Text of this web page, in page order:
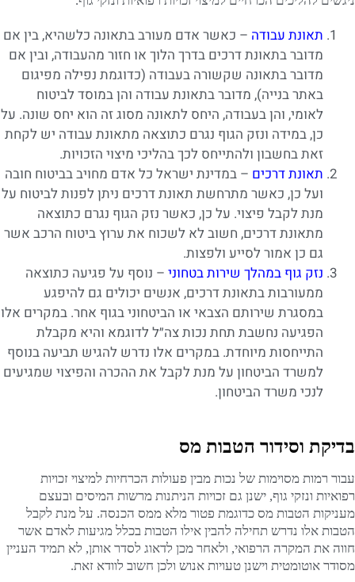
תאונת עבודה – כאשר אדם מעורב בתאונה כלשהיא, בין אם
מדובר בתאונת דרכים בדרך הלוך או חזור מהעבודה, ובין אם
מדובר בתאונה שקשורה בעבודה (כדוגמת נפילה מפיגום
באתר בנייה), מדובר בתאונת עבודה והן במוסד לביטוח
לאומי, והן בעבודה, היחס לתאונה מסוג זה הוא יחס שונה. על
כן, במידה ונזק הגוף נגרם כתוצאה מתאונת עבודה יש לקחת
זאת בחשבון ולהתייחס לכך בהליכי מיצוי הזכויות.
תאונת דרכים – במדינת ישראל כל אדם מחויב בביטוח חובה
ועל כן, כאשר מתרחשת תאונת דרכים ניתן לפנות לביטוח על
מנת לקבל פיצוי. על כן, כאשר נזק הגוף נגרם כתוצאה
מתאונת דרכים, חשוב לא לשכוח את ערוץ ביטוח הרכב אשר
גם כן אמור לסייע ולפצות.
נזק גוף במהלך שירות בטחוני – נוסף על פגיעה כתוצאה
ממעורבות בתאונת דרכים, אנשים יכולים גם להיפגע
במסגרת שירותם הצבאי או הביטחוני בגוף אחר. במקרים אלו
הפגיעה נחשבת תחת נכות צה״ל לדוגמא והיא מקבלת
התייחסות מיוחדת. במקרים אלו נדרש להגיש תביעה בנוסף
למשרד הביטחון על מנת לקבל את ההכרה והפיצוי שמגיעים
לנכי משרד הביטחון.
בדיקת וסידור הטבות מס
עבור רמות מסוימות של נכות מבין פעולות הכרחיות למיצוי זכויות
רפואיות ונזקי גוף, ישנן גם זכויות הניתנות מרשות המיסים ובעצם
מעניקות הטבות מס כדוגמת פטור מלא ממס הכנסה. על מנת לקבל
הטבות אלו נדרש תחילה להבין אילו הטבות בכלל מגיעות לאדם אשר
חווה את המקרה הרפואי, ולאחר מכן לדאוג לסדר אותן, לא תמיד העניין
מסודר אוטומטית וישנן טעויות אנוש ולכן חשוב לוודא זאת.